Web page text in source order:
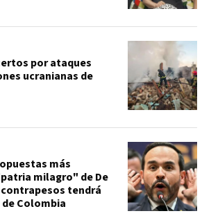
por ataques
ucranianas de
más
milagro" de De
tendrá
Colombia